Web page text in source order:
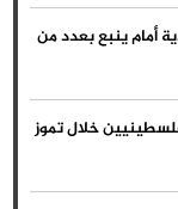
أمام ينبع بعدد من
خلال تموز